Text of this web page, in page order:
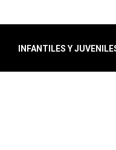
INFANTILES Y